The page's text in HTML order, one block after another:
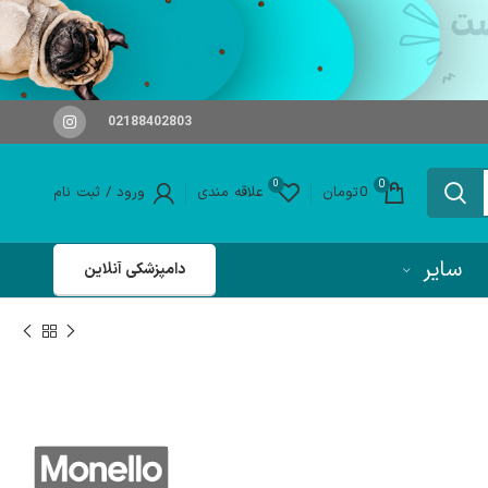
02188402803
0
0تومان 0 علاقه مندی ورود / ثبت نام
سایر دامپزشکی آنلاین